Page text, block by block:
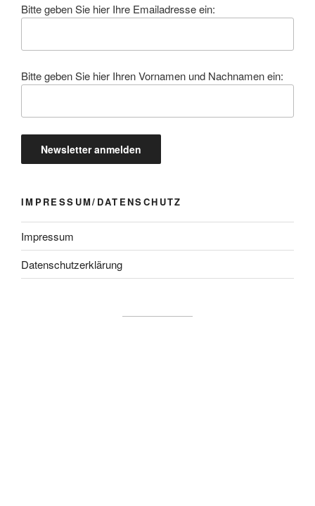
Bitte geben Sie hier Ihre Emailadresse ein:
Bitte geben Sie hier Ihren Vornamen und Nachnamen ein:
IMPRESSUM/DATENSCHUTZ
Impressum
Datenschutzerklärung